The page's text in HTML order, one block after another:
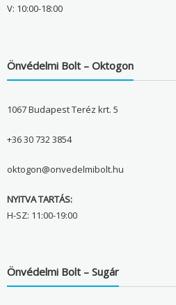
V: 10:00-18:00
Önvédelmi Bolt – Oktogon
1067 Budapest Teréz krt. 5
+36 30 732 3854
oktogon@onvedelmibolt.hu
NYITVA TARTÁS:
H-SZ: 11:00-19:00
Önvédelmi Bolt – Sugár